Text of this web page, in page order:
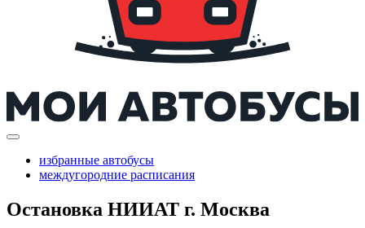
избранные автобусы
междугородние расписания
Остановка НИИАТ г. Москва